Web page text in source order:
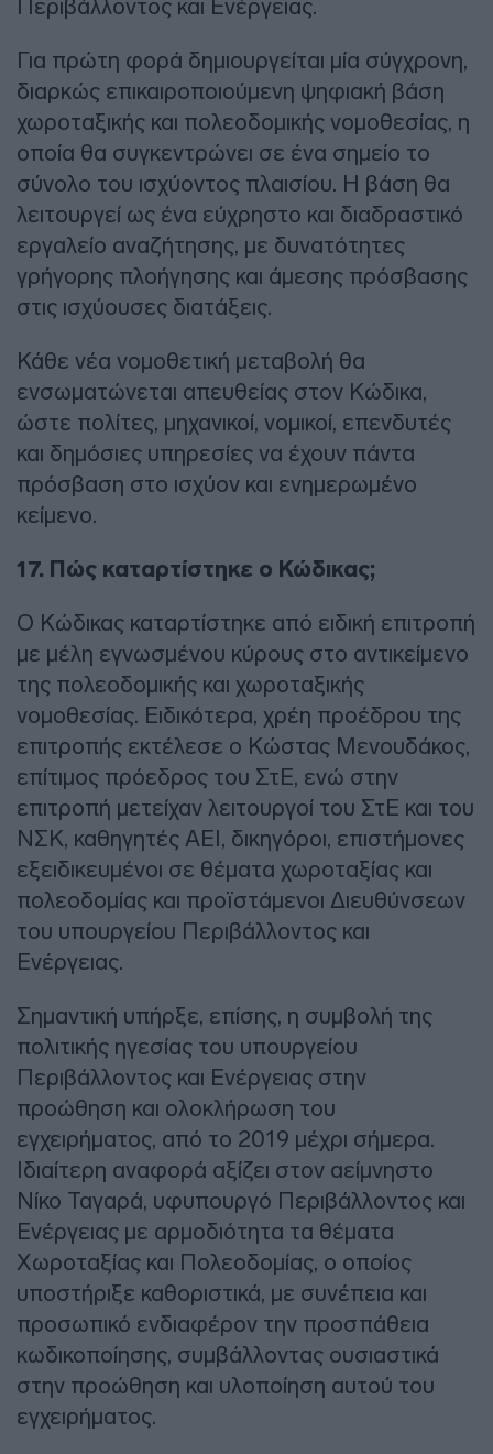
Περιβάλλοντος και Ενέργειας.
Για πρώτη φορά δημιουργείται μία σύγχρονη,
διαρκώς επικαιροποιούμενη ψηφιακή βάση
χωροταξικής και πολεοδομικής νομοθεσίας, η
οποία θα συγκεντρώνει σε ένα σημείο το
σύνολο του ισχύοντος πλαισίου. Η βάση θα
λειτουργεί ως ένα εύχρηστο και διαδραστικό
εργαλείο αναζήτησης, με δυνατότητες
γρήγορης πλοήγησης και άμεσης πρόσβασης
στις ισχύουσες διατάξεις.
Κάθε νέα νομοθετική μεταβολή θα
ενσωματώνεται απευθείας στον Κώδικα,
ώστε πολίτες, μηχανικοί, νομικοί, επενδυτές
και δημόσιες υπηρεσίες να έχουν πάντα
πρόσβαση στο ισχύον και ενημερωμένο
κείμενο.
17. Πώς καταρτίστηκε ο Κώδικας;
Ο Κώδικας καταρτίστηκε από ειδική επιτροπή
με μέλη εγνωσμένου κύρους στο αντικείμενο
της πολεοδομικής και χωροταξικής
νομοθεσίας. Ειδικότερα, χρέη προέδρου της
επιτροπής εκτέλεσε ο Κώστας Μενουδάκος,
επίτιμος πρόεδρος του ΣτΕ, ενώ στην
επιτροπή μετείχαν λειτουργοί του ΣτΕ και του
ΝΣΚ, καθηγητές ΑΕΙ, δικηγόροι, επιστήμονες
εξειδικευμένοι σε θέματα χωροταξίας και
πολεοδομίας και προϊστάμενοι Διευθύνσεων
του υπουργείου Περιβάλλοντος και
Ενέργειας.
Σημαντική υπήρξε, επίσης, η συμβολή της
πολιτικής ηγεσίας του υπουργείου
Περιβάλλοντος και Ενέργειας στην
προώθηση και ολοκλήρωση του
εγχειρήματος, από το 2019 μέχρι σήμερα.
Ιδιαίτερη αναφορά αξίζει στον αείμνηστο
Νίκο Ταγαρά, υφυπουργό Περιβάλλοντος και
Ενέργειας με αρμοδιότητα τα θέματα
Χωροταξίας και Πολεοδομίας, ο οποίος
υποστήριξε καθοριστικά, με συνέπεια και
προσωπικό ενδιαφέρον την προσπάθεια
κωδικοποίησης, συμβάλλοντας ουσιαστικά
στην προώθηση και υλοποίηση αυτού του
εγχειρήματος.